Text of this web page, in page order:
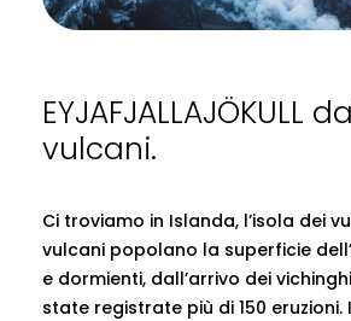
EYJAFJALLAJÖKULL
vulcani.
Ci troviamo in Islanda, l’isola dei
vulcani popolano la superficie
e dormienti, dall’arrivo dei
state registrate più di 150 eruzioni.